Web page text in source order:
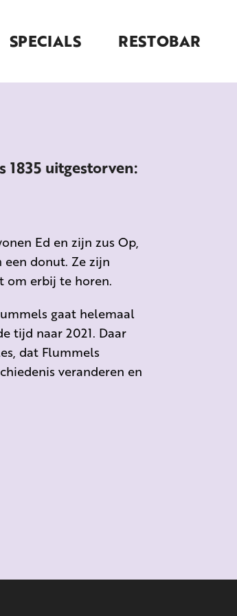
SPECIALS RESTOBAR
uitgestorven:
Ed en zijn zus Op,
donut. Ze zijn
om erbij te horen.
gaat helemaal
tijd naar 2021. Daar
dat Flummels
veranderen en